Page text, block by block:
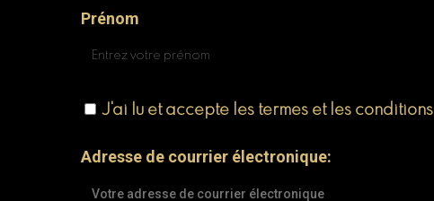
Prénom
J'ai lu et accepte les termes et les conditions
Adresse de courrier électronique: